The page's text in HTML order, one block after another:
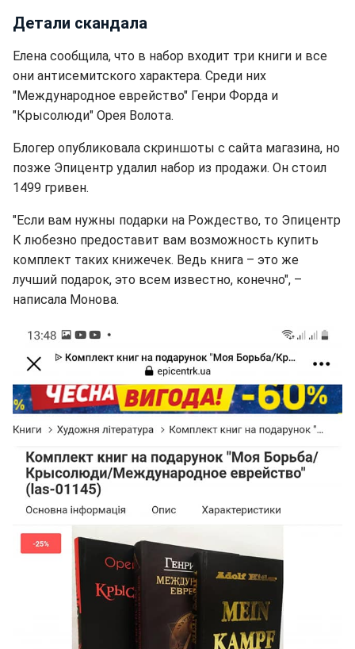
Детали скандала
Елена сообщила, что в набор входит три книги и все
они антисемитского характера. Среди них
"Международное еврейство" Генри Форда и
"Крысолюди" Орея Волота.
Блогер опубликовала скриншоты с сайта магазина, но
позже Эпицентр удалил набор из продажи. Он стоил
1499 гривен.
"Если вам нужны подарки на Рождество, то Эпицентр
К любезно предоставит вам возможность купить
комплект таких книжечек. Ведь книга – это же
лучший подарок, это всем известно, конечно", –
написала Монова.